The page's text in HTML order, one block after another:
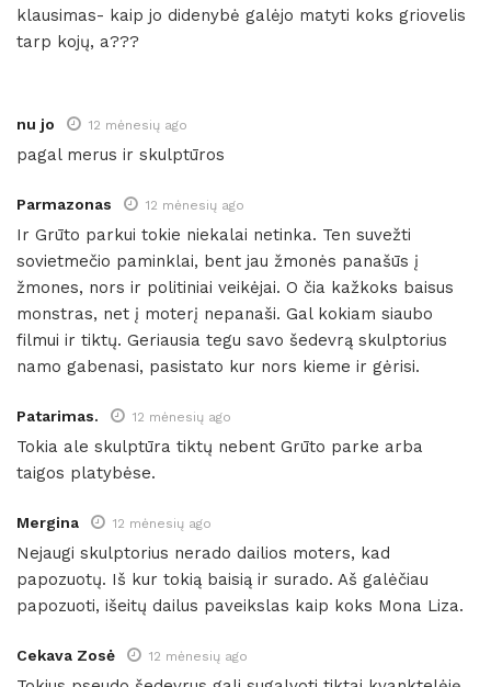
klausimas- kaip jo didenybė galėjo matyti koks griovelis
tarp kojų, a???
nu jo 12 mėnesių ago
pagal merus ir skulptūros
Parmazonas 12 mėnesių ago
Ir Grūto parkui tokie niekalai netinka. Ten suvežti
sovietmečio paminklai, bent jau žmonės panašūs į
žmones, nors ir politiniai veikėjai. O čia kažkoks baisus
monstras, net į moterį nepanaši. Gal kokiam siaubo
filmui ir tiktų. Geriausia tegu savo šedevrą skulptorius
namo gabenasi, pasistato kur nors kieme ir gėrisi.
Patarimas. 12 mėnesių ago
Tokia ale skulptūra tiktų nebent Grūto parke arba
taigos platybėse.
Mergina 12 mėnesių ago
Nejaugi skulptorius nerado dailios moters, kad
papozuotų. Iš kur tokią baisią ir surado. Aš galėčiau
papozuoti, išeitų dailus paveikslas kaip koks Mona Liza.
Cekava Zosė 12 mėnesių ago